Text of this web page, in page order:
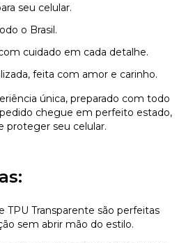
seu celular.
o Brasil.
cuidado em cada detalhe.
feita com amor e carinho.
única, preparado com todo
chegue em perfeito estado,
proteger seu celular.
TPU Transparente são perfeitas
sem abrir mão do estilo.